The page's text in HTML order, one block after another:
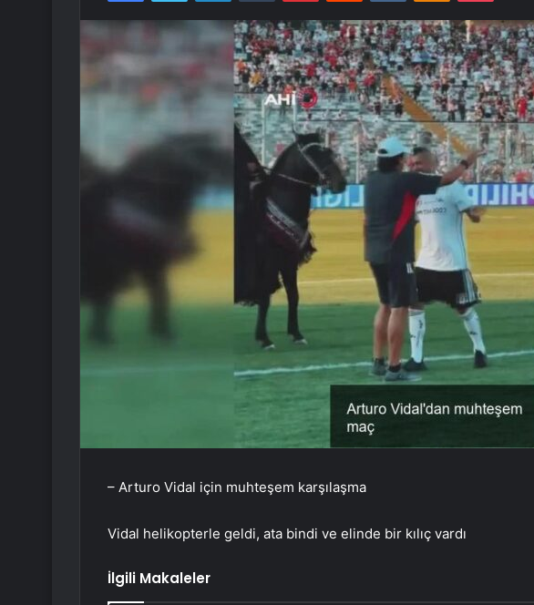
– Arturo Vidal için muhteşem karşılaşma
Vidal helikopterle geldi, ata bindi ve elinde bir kılıç vardı
İlgili Makaleler